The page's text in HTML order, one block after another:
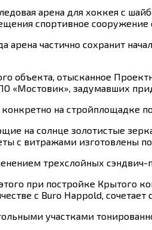
арена для хоккея с
спортивное
арена частично сохранит
объекта, отысканное
«Мостовик», задумавших
на стройплощадке
на солнце золотистые
с витражами изготовлены
трехслойных
при постройке Крытого
с Buro Happold,
участками